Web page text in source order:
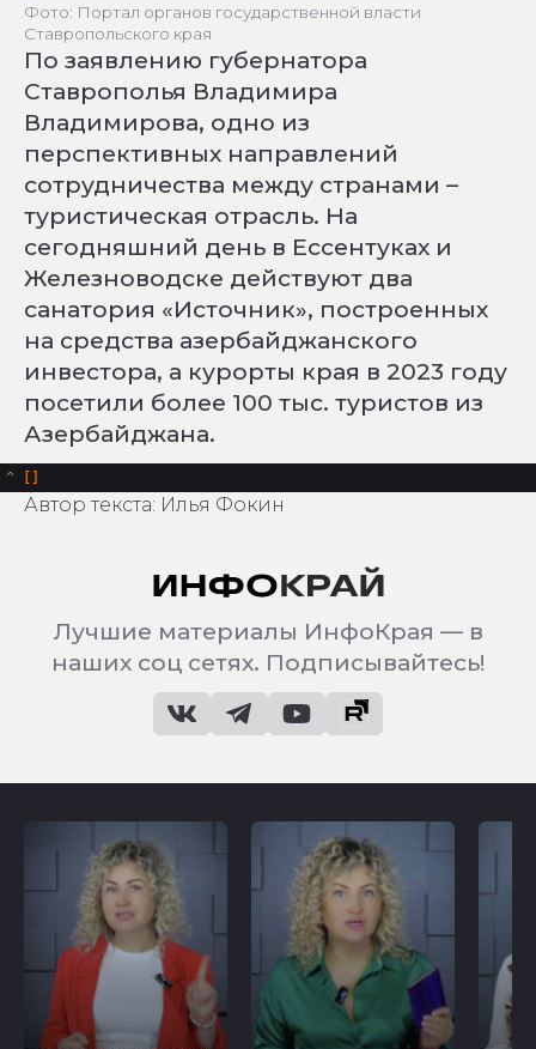
Фото: Портал органов государственной власти
Ставропольского края
По заявлению губернатора
Ставрополья Владимира
Владимирова, одно из
перспективных направлений
сотрудничества между странами –
туристическая отрасль. На
сегодняшний день в Ессентуках и
Железноводске действуют два
санатория «Источник», построенных
на средства азербайджанского
инвестора, а курорты края в 2023 году
посетили более 100 тыс. туристов из
Азербайджана.
^
Автор текста: Илья Фокин
Лучшие материалы ИнфоКрая — в
наших соц сетях. Подписывайтесь!